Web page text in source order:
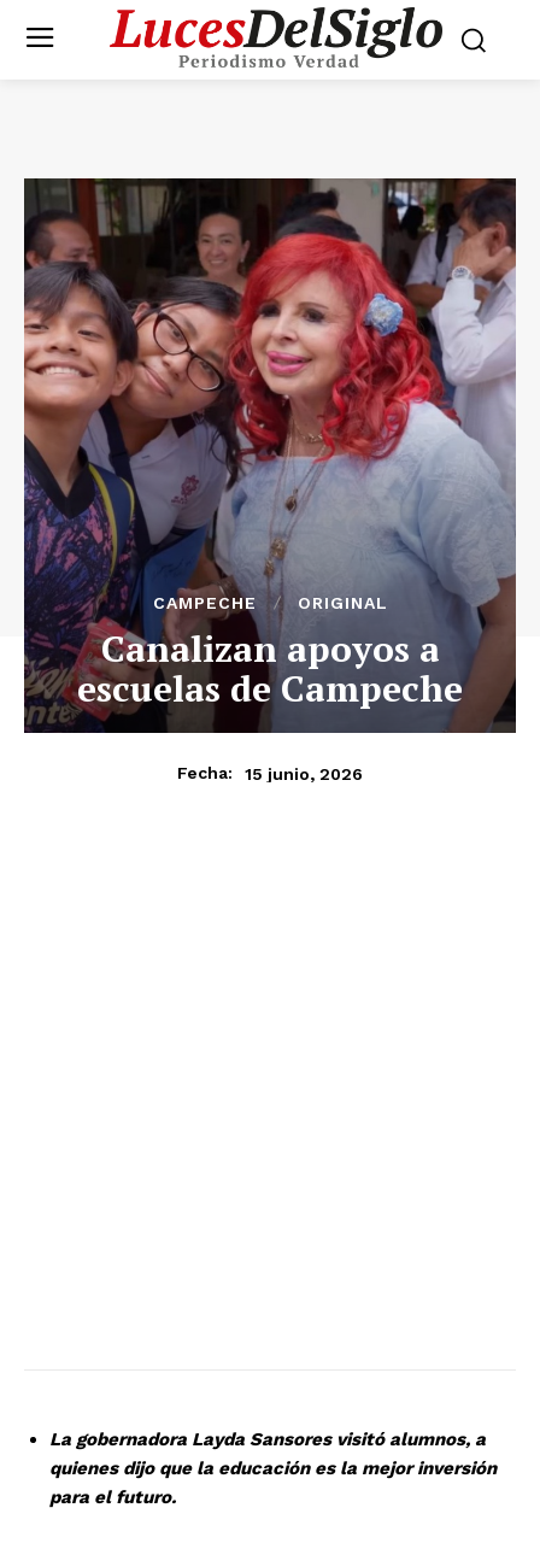
CAMPECHE ORIGINAL
Canalizan apoyos a
escuelas de Campeche
Fecha: 15 junio, 2026
La gobernadora Layda Sansores visitó alumnos, a
quienes dijo que la educación es la mejor inversión
para el futuro.